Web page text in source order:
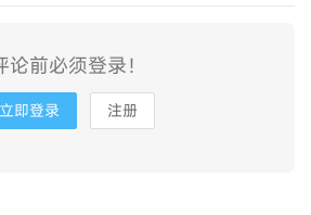
论前必须登录！
立即登录 注册